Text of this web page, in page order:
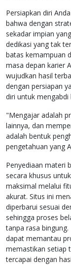
Persiapkan diri
bahwa dengan
sekadar impian
dedikasi yang tak
batas kemampuan
masa depan karier
wujudkan hasil
dengan persiapan
diri untuk mengabdi
"Mengajar adalah
lainnya, dan
adalah bentuk
pengetahuan yang
Penyediaan materi
secara khusus
maksimal melalui
akurat. Situs ini
diperbarui sesuai
sehingga proses
tanpa rasa
dapat memantau
memastikan setiap
tercapai dengan